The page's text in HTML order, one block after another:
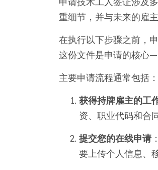
重细节，并与未来的雇主
在执行以下步骤之前，
这份文件是申请的核心
主要申请流程通常包括：
获得持牌雇主的工
资、职业代码和合
提交您的在线申请
要上传个人信息、